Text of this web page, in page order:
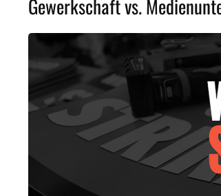
Gewerkschaft vs.